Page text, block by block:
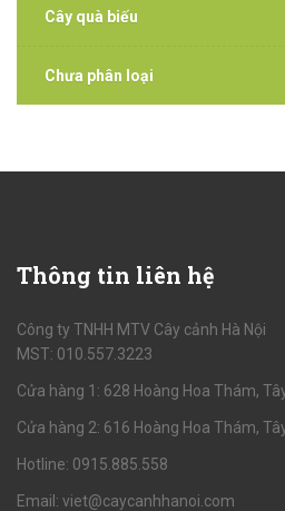
Cây quà biếu
Chưa phân loại
Thông tin liên hệ
Công ty TNHH MTV Cây cảnh Hà Nội
MST: 010.557.3223
Cửa hàng 1: 628 Hoàng Hoa Thám,
Cửa hàng 2: 616 Hoàng Hoa Thám,
Hotline: 0915.885.558
Email: viet@caycanhhanoi.com